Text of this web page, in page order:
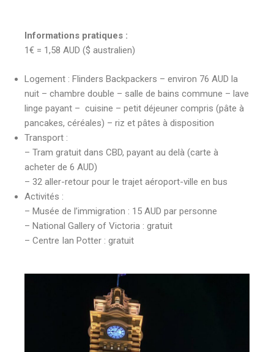
Informations pratiques :
1€ = 1,58 AUD ($ australien)
Logement : Flinders Backpackers – environ 76 AUD la
nuit – chambre double – salle de bains commune – lave
linge payant – cuisine – petit déjeuner compris (pâte à
pancakes, céréales) – riz et pâtes à disposition
Transport :
– Tram gratuit dans CBD, payant au delà (carte à
acheter de 6 AUD)
– 32 aller-retour pour le trajet aéroport-ville en bus
Activités :
– Musée de l’immigration : 15 AUD par personne
– National Gallery of Victoria : gratuit
– Centre Ian Potter : gratuit